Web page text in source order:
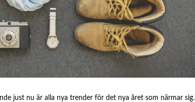
just nu är alla nya trender för det nya året som närmar sig.